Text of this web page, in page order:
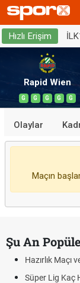
Hızlı Erişim
Rapid Wien
G G G G G
Olaylar
Maçın
Şu An
Hazırlık Maçı
Süper Lig Kaç